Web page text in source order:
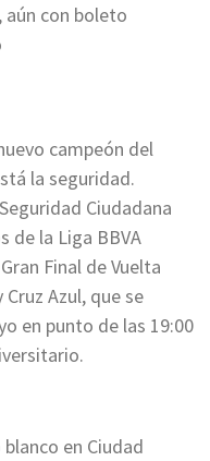
con boleto
campeón del
la seguridad.
Ciudadana
de la Liga BBVA
Final de Vuelta
Azul, que se
en punto de las 19:00
en Ciudad